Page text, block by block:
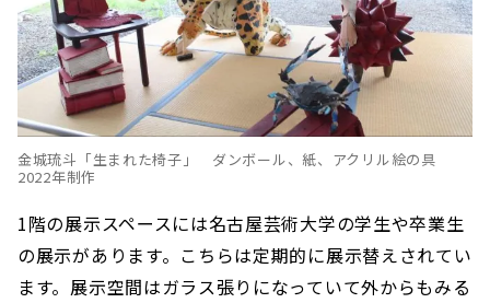
金城琉斗「生まれた椅子」 ダンボール、紙、アクリル絵の具
2022年制作
1階の展示スペースには名古屋芸術大学の学生や卒業生
の展示があります。こちらは定期的に展示替えされてい
ます。展示空間はガラス張りになっていて外からもみる